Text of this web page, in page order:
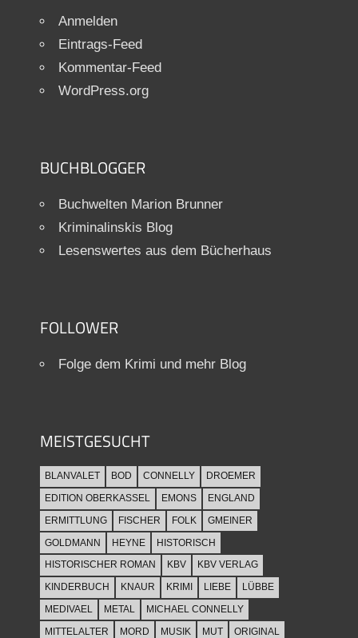
Anmelden
Eintrags-Feed
Kommentar-Feed
WordPress.org
BUCHBLOGGER
Buchwelten Marion Brunner
Kriminalinskis Blog
Lesenswertes aus dem Bücherhaus
FOLLOWER
Folge dem Krimi und mehr Blog
MEISTGESUCHT
BLANVALET BOD CONNELLY
DROEMER
EDITION OBERKASSEL
EMONS
ENGLAND
ERMITTLUNG
FISCHER FOLK
GMEINER
GOLDMANN
HEYNE
HISTORISCH
HISTORISCHER ROMAN
KBV
KBV VERLAG
KINDERBUCH
KNAUR KRIMI LIEBE
LÜBBE
MEDIVAEL
METAL
MICHAEL CONNELLY
MITTELALTER
MORD MUSIK MUT ORIGINAL